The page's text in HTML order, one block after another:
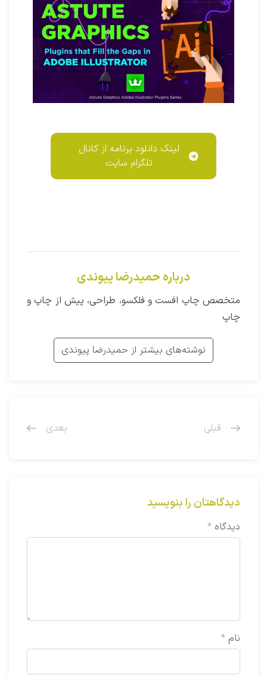
لینک دانلود برنامه از کانال
تلگرام سایت
درباره حمیدرضا پیوندی
متخصص چاپ افست و فلکسو، طراحی، پیش از چاپ و
چاپ
نوشته‌های بیشتر از حمیدرضا پیوندی
قبلی بعدی
دیدگاهتان را بنویسید
دیدگاه *
نام *